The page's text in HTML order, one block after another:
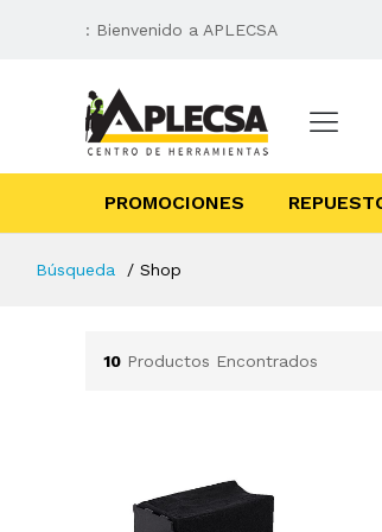
: Bienvenido a APLECSA
PROMOCIONES
Búsqueda Shop
10 Productos Encontrados